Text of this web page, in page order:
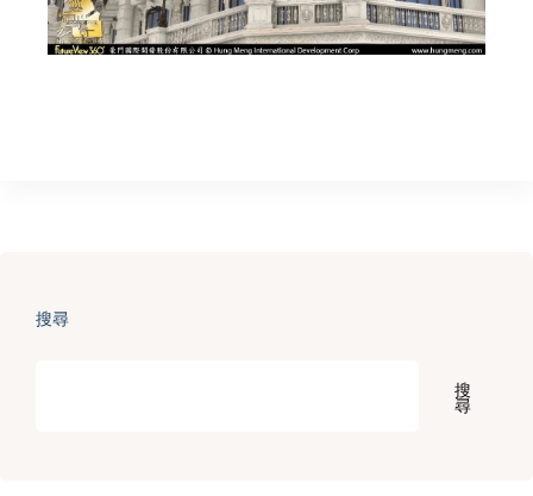
搜尋
搜
尋